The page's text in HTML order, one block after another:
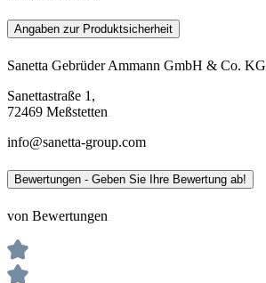
Angaben zur Produktsicherheit
Sanetta Gebrüder Ammann GmbH & Co. KG
Sanettastraße 1,
72469 Meßstetten
info@sanetta-group.com
Bewertungen - Geben Sie Ihre Bewertung ab!
von Bewertungen